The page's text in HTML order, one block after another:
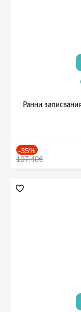
Ранни
-35%
107.40€